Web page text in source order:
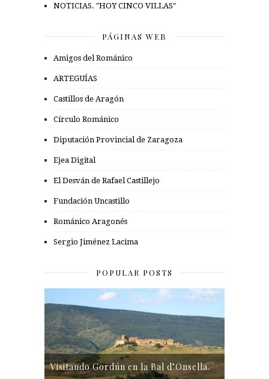
NOTICIAS. "HOY CINCO VILLAS"
PÁGINAS WEB
Amigos del Románico
ARTEGUÍAS
Castillos de Aragón
Círculo Románico
Diputación Provincial de Zaragoza
Ejea Digital
El Desván de Rafael Castillejo
Fundación Uncastillo
Románico Aragonés
Sergio Jiménez Lacima
POPULAR POSTS
Visitando Gordún en la Bal d’Onsella.